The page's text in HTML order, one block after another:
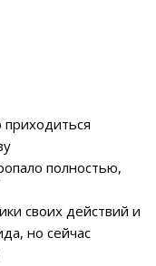
полностью,
своих действий и
но сейчас